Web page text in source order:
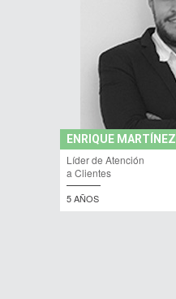
ENRIQUE MARTÍNEZ
Líder de Atención
a Clientes
5 AÑOS